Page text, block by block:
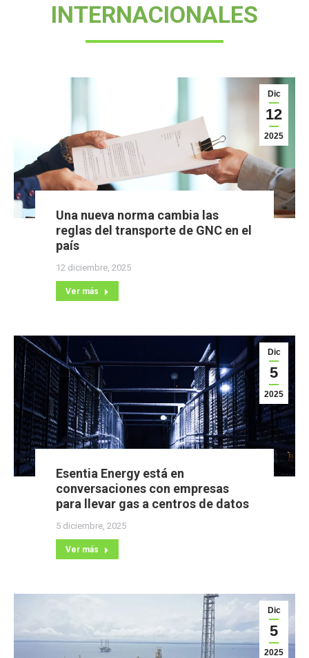
INTERNACIONALES
Dic
12
2025
Una nueva norma cambia las
reglas del transporte de GNC en el
país
12 diciembre, 2025
Ver más
Dic
5
2025
Esentia Energy está en
conversaciones con empresas
para llevar gas a centros de datos
5 diciembre, 2025
Ver más
Dic
5
2025